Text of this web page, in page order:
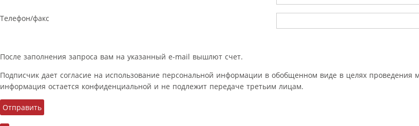
Телефон/факс
После заполнения запроса вам на указанный e-mail вышлют счет.
Подписчик дает согласие на использование персональной информации в обобщенном виде в целях
информация остается конфиденциальной и не подлежит передаче третьим лицам.